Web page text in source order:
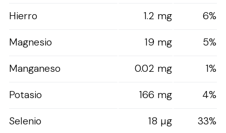
Hierro
1.2 mg
6%
Magnesio
19 mg
5%
Manganeso
0.02 mg
1%
Potasio
166 mg
4%
Selenio
18 µg
33%